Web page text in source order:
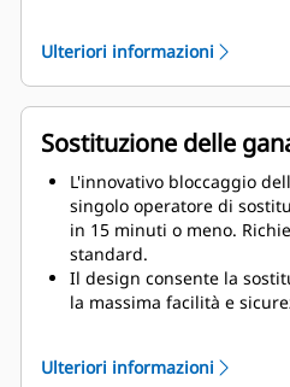
totale con una soluzione di
completa. I programmi
display dell'operatore Cat
Un singolo punto di
presso il proprio dealer
Ulteriori informazioni
Sostituzione delle
L'innovativo bloccaggio
singolo operatore di
in 15 minuti o meno.
standard.
Il design consente la
la massima facilità e
Il modello MP324 accetta i
Ulteriori informazioni